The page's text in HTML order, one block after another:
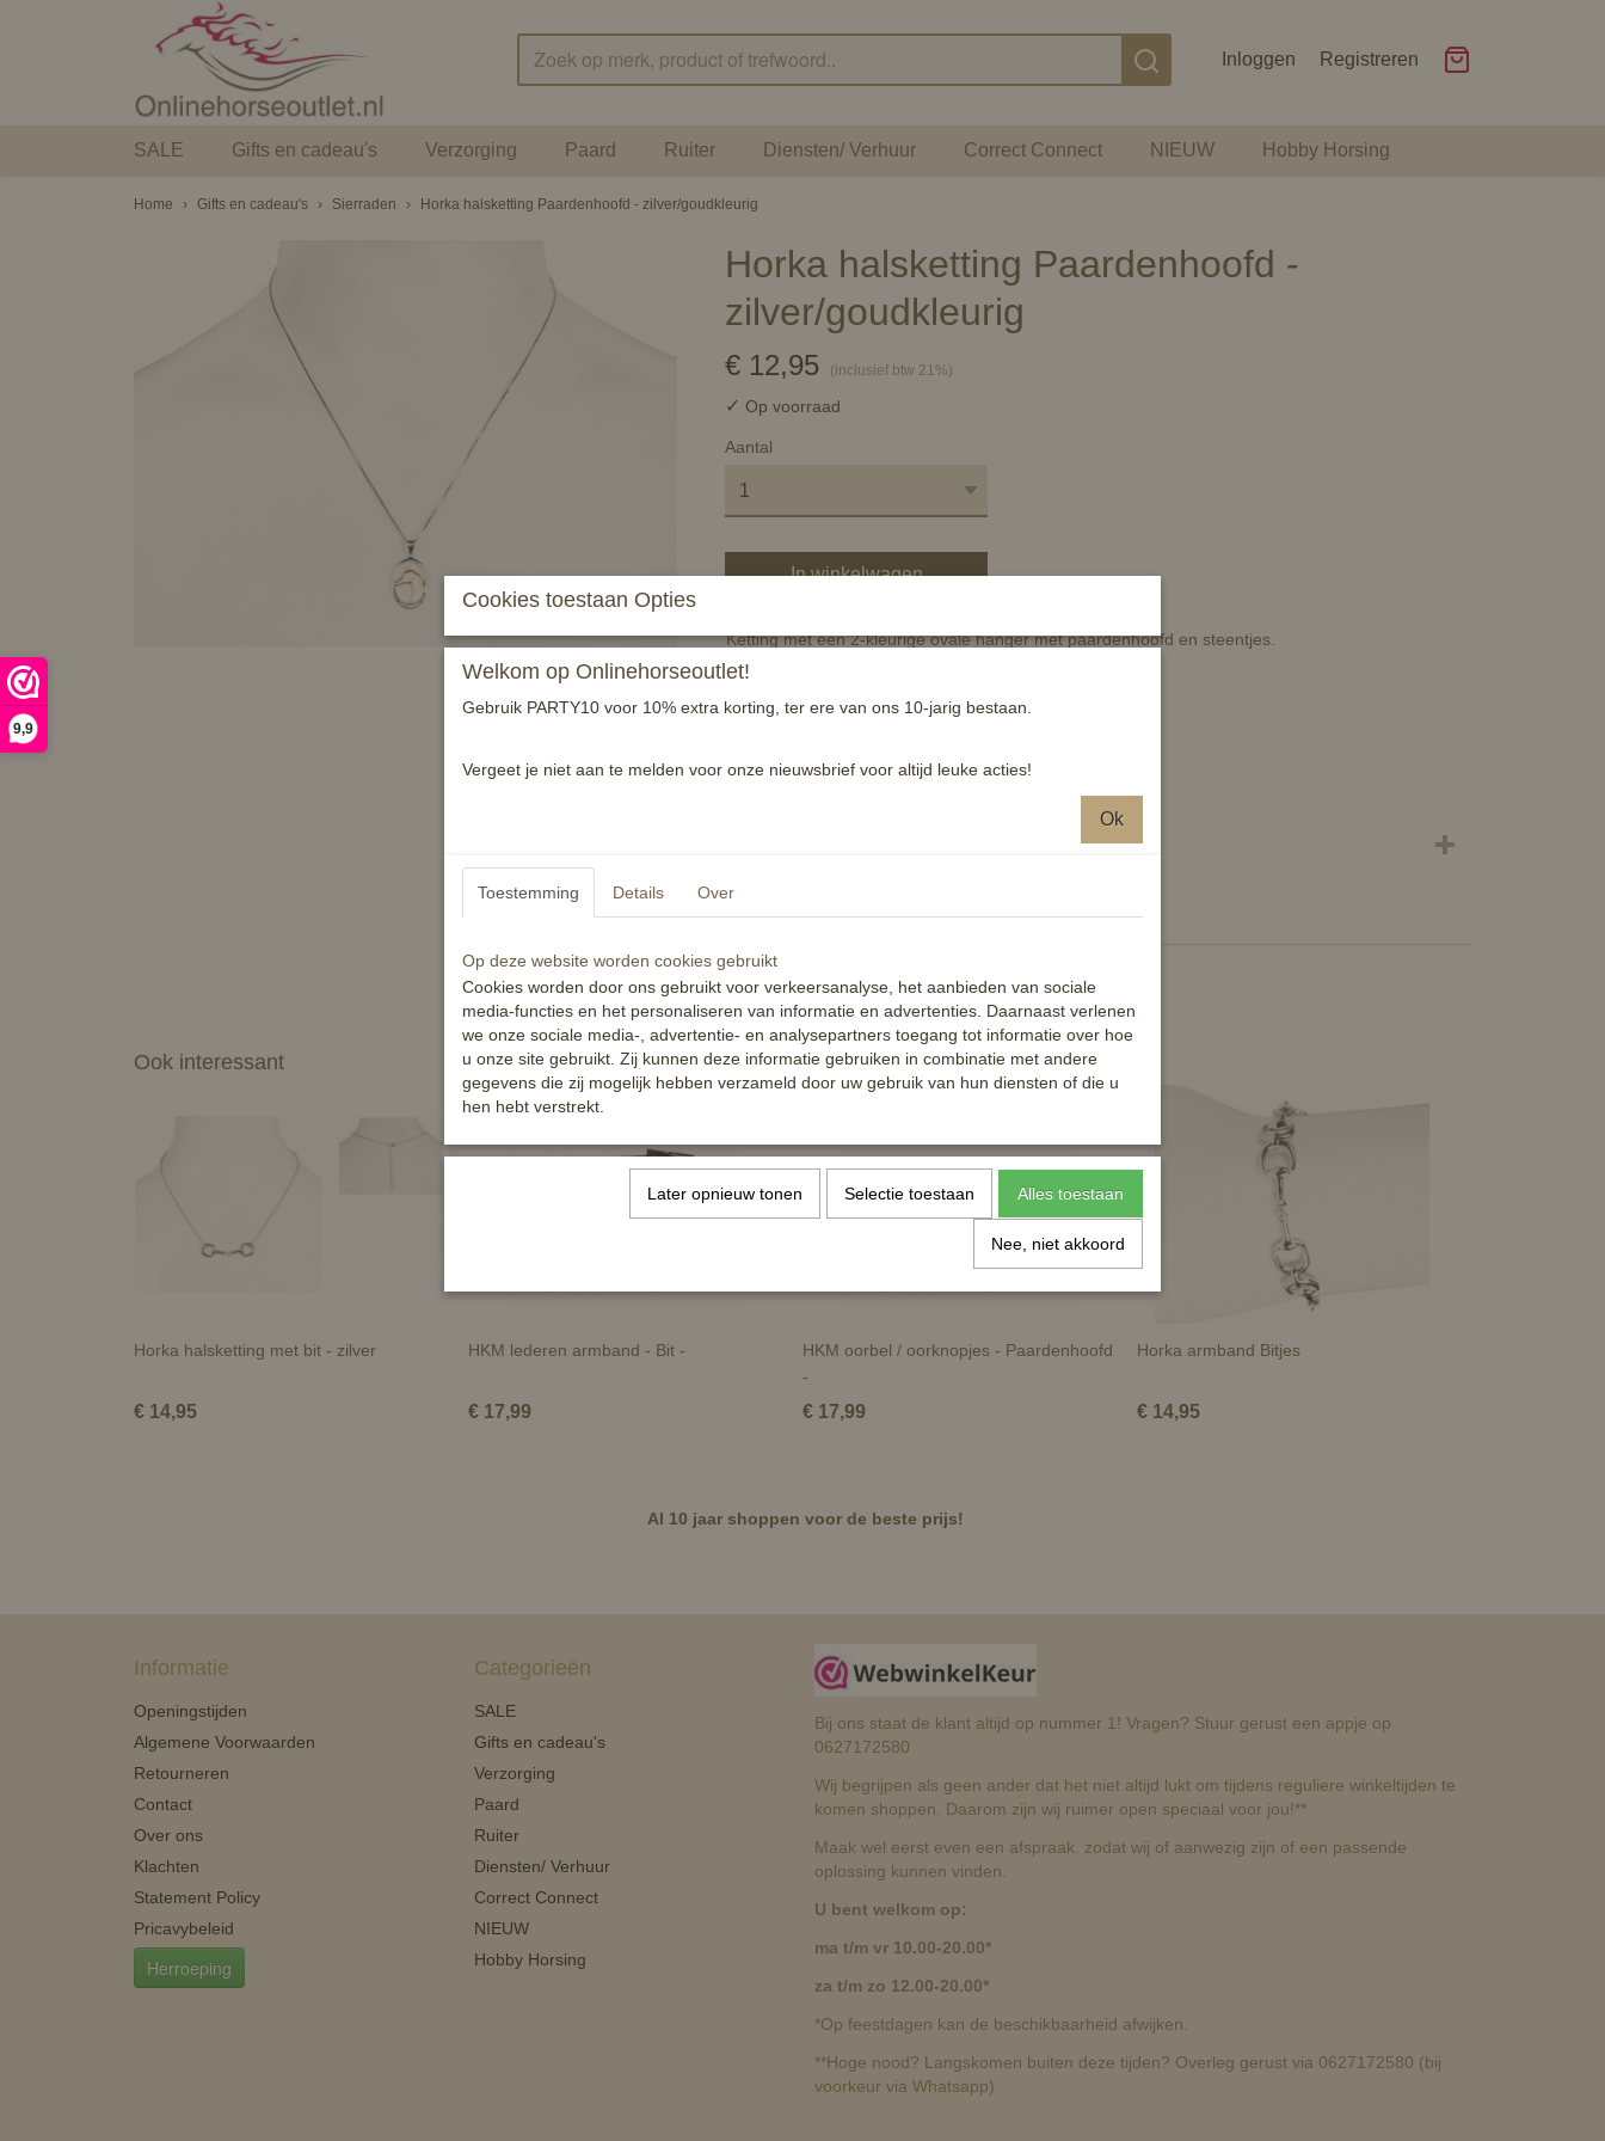
9,9
Inloggen Registreren
SALE Gifts en cadeau's Verzorging Paard Ruiter Diensten/ Verhuur Correct Connect NIEUW Hobby Horsing
Home › Gifts en cadeau's › Sierraden › Horka halsketting Paardenhoofd - zilver/goudkleurig
Horka halsketting Paardenhoofd -
zilver/goudkleurig
€ 12,95 (inclusief btw 21%)
✓ Op voorraad
Aantal
In winkelwagen
Ketting met een 2-kleurige ovale hanger met paardenhoofd en steentjes.
Lengte ketting: 45 cm
Ook interessant
Horka halsketting met bit - zilver
€ 14,95
HKM lederen armband - Bit -
€ 17,99
HKM oorbel / oorknopjes - Paardenhoofd
-
€ 17,99
Horka armband Bitjes
€ 14,95
Al 10 jaar shoppen voor de beste prijs!
Informatie
Openingstijden
Algemene Voorwaarden
Retourneren
Contact
Over ons
Klachten
Statement Policy
Pricavybeleid
Herroeping
Categorieën
SALE
Gifts en cadeau's
Verzorging
Paard
Ruiter
Diensten/ Verhuur
Correct Connect
NIEUW
Hobby Horsing
Bij ons staat de klant altijd op nummer 1! Vragen? Stuur gerust een appje op
0627172580
Wij begrijpen als geen ander dat het niet altijd lukt om tijdens reguliere winkeltijden te
komen shoppen. Daarom zijn wij ruimer open speciaal voor jou!**
Maak wel eerst even een afspraak, zodat wij of aanwezig zijn of een passende
oplossing kunnen vinden.
U bent welkom op:
ma t/m vr 10.00-20.00*
za t/m zo 12.00-20.00*
*Op feestdagen kan de beschikbaarheid afwijken.
**Hoge nood? Langskomen buiten deze tijden? Overleg gerust via 0627172580 (bij
voorkeur via Whatsapp)
Cookies toestaan Opties
Welkom op Onlinehorseoutlet!
Gebruik PARTY10 voor 10% extra korting, ter ere van ons 10-jarig bestaan.
Vergeet je niet aan te melden voor onze nieuwsbrief voor altijd leuke acties!
Ok
Toestemming Details Over
Op deze website worden cookies gebruikt
Cookies worden door ons gebruikt voor verkeersanalyse, het aanbieden van sociale
media-functies en het personaliseren van informatie en advertenties. Daarnaast verlenen
we onze sociale media-, advertentie- en analysepartners toegang tot informatie over hoe
u onze site gebruikt. Zij kunnen deze informatie gebruiken in combinatie met andere
gegevens die zij mogelijk hebben verzameld door uw gebruik van hun diensten of die u
hen hebt verstrekt.
Later opnieuw tonen Selectie toestaan Alles toestaan
Nee, niet akkoord